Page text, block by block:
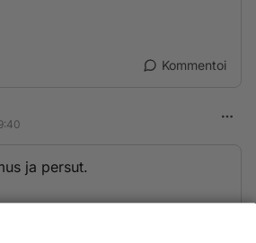
Kommentoi
ja persut.
hienosti ilman